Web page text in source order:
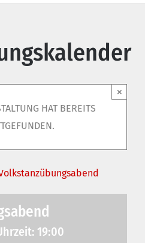
HAT BEREITS
×
19:00